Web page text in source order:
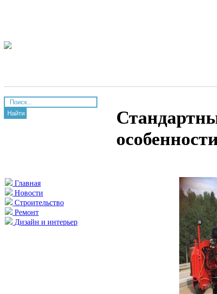
Найти
Главная
Новости
Строительство
Ремонт
Дизайн и интерьер